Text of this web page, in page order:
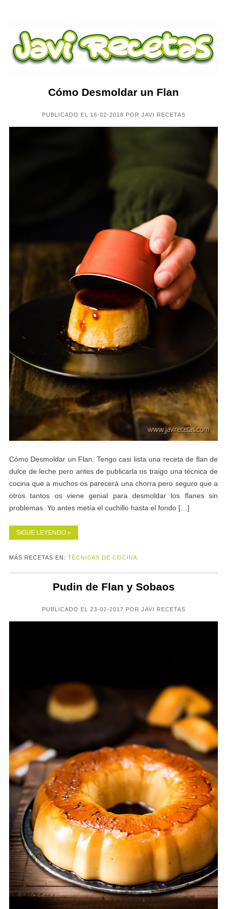
Cómo Desmoldar un Flan
PUBLICADO EL 16-02-2018 POR JAVI RECETAS
Cómo Desmoldar un Flan. Tengo casi lista una receta de flan de
dulce de leche pero antes de publicarla os traigo una técnica de
cocina que a muchos os parecerá una chorra pero seguro que a
otros tantos os viene genial para desmoldar los flanes sin
problemas. Yo antes metía el cuchillo hasta el fondo […]
SIGUE LEYENDO »
MÁS RECETAS EN: TÉCNICAS DE COCINA
Pudin de Flan y Sobaos
PUBLICADO EL 23-02-2017 POR JAVI RECETAS